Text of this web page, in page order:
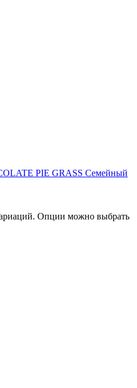
PIE GRASS Семейный
Опции можно выбрать